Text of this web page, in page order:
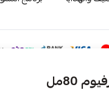
80مل